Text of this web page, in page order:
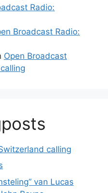
Radio:
Broadcast Radio:
Open Broadcast
calling
van Lucas